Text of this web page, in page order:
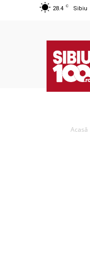
28.4 C Sibiu
Acasă